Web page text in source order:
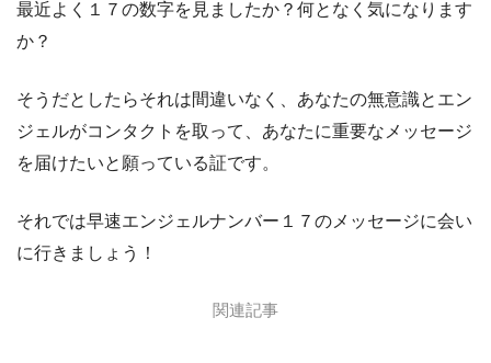
最近よく１７の数字を見ましたか？何となく気になります
か？
そうだとしたらそれは間違いなく、あなたの無意識とエン
ジェルがコンタクトを取って、あなたに重要なメッセージ
を届けたいと願っている証です。
それでは早速エンジェルナンバー１７のメッセージに会い
に行きましょう！
関連記事